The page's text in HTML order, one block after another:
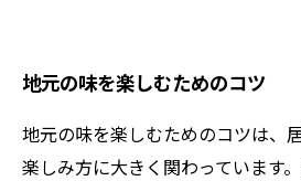
地元の味を楽しむためのコツ
地元の味を楽しむためのコツは、
楽しみ方に大きく関わっています